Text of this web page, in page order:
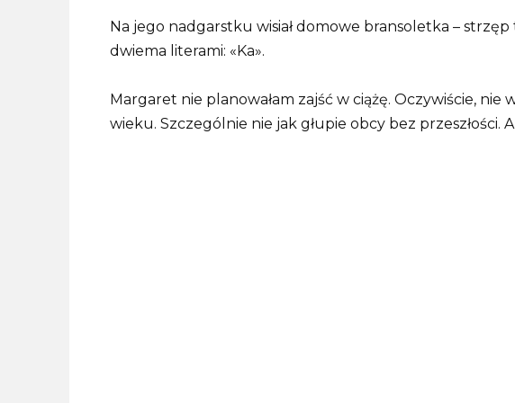
Na jego nadgarstku wisiał domowe bransoletka –
dwiema literami: «Ka».
Margaret nie planowałam zajść w ciążę. Oczywiście, nie
wieku. Szczególnie nie jak głupie obcy bez przeszłości.